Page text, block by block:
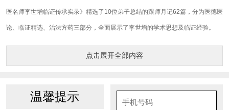
医名师李世增临证传承实录》精选了10位弟子总结的跟师月记62篇，分为医德医
论、临证精选、治法方药三部分，全面展示了李世增的学术思想及临证经验。
点击展开全部内容
温馨提示